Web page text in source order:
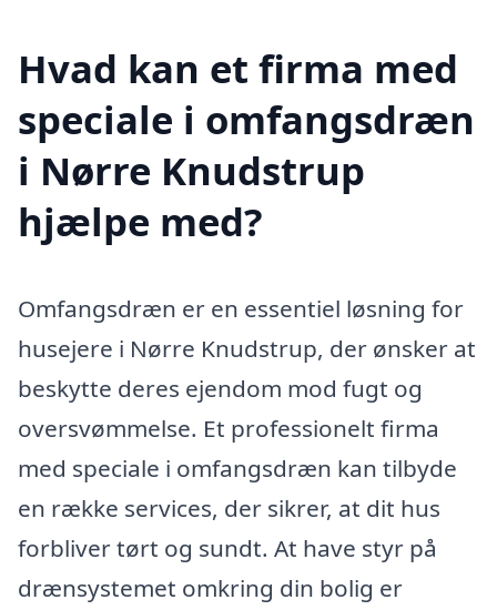
Hvad kan et firma med
speciale i omfangsdræn
i Nørre Knudstrup
hjælpe med?
Omfangsdræn er en essentiel løsning for
husejere i Nørre Knudstrup, der ønsker at
beskytte deres ejendom mod fugt og
oversvømmelse. Et professionelt firma
med speciale i omfangsdræn kan tilbyde
en række services, der sikrer, at dit hus
forbliver tørt og sundt. At have styr på
drænsystemet omkring din bolig er